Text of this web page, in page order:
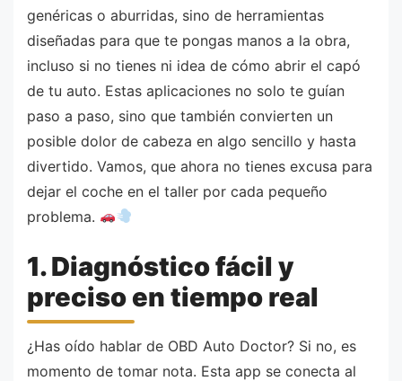
genéricas o aburridas, sino de herramientas
diseñadas para que te pongas manos a la obra,
incluso si no tienes ni idea de cómo abrir el capó
de tu auto. Estas aplicaciones no solo te guían
paso a paso, sino que también convierten un
posible dolor de cabeza en algo sencillo y hasta
divertido. Vamos, que ahora no tienes excusa para
dejar el coche en el taller por cada pequeño
problema.
1. Diagnóstico fácil y
preciso en tiempo real
¿Has oído hablar de OBD Auto Doctor? Si no, es
momento de tomar nota. Esta app se conecta al